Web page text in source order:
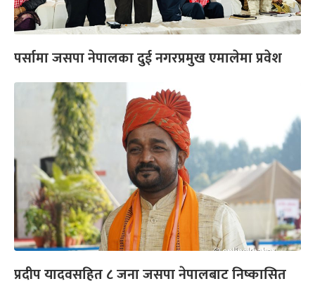
पर्सामा जसपा नेपालका दुई नगरप्रमुख एमालेमा प्रवेश
प्रदीप यादवसहित ८ जना जसपा नेपालबाट निष्कासित